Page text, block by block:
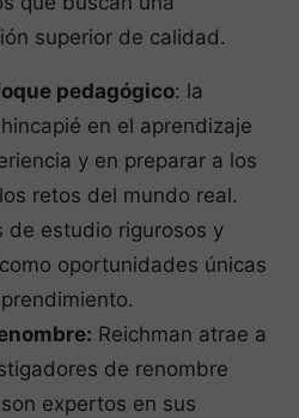
superior de calidad.
pedagógico: la
en el aprendizaje
y en preparar a los
retos del mundo real.
de estudio rigurosos y
oportunidades únicas
Reichman atrae a
de renombre
expertos en sus